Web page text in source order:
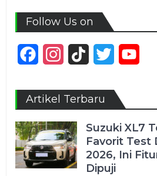
Follow Us on
FacebookInstagram
TikTok Twitter
Artikel Terbaru
Suzuki XL7
Favorit Test
2026, Ini
Dipuji